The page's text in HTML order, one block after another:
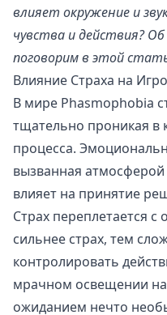
влияет окружение и
чувства и действия?
поговорим в этой
Влияние Страха на
В мире Phasmophobia
тщательно проникая в
процесса.
вызванная
влияет на принятие
Страх переплетается
сильнее страх, тем
контролировать
мрачном освещении
ожиданием нечто